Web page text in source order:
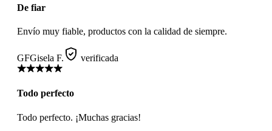
De fiar
Envío muy fiable, productos con la calidad de siempre.
GFGisela F. verificada
Todo perfecto
Todo perfecto. ¡Muchas gracias!